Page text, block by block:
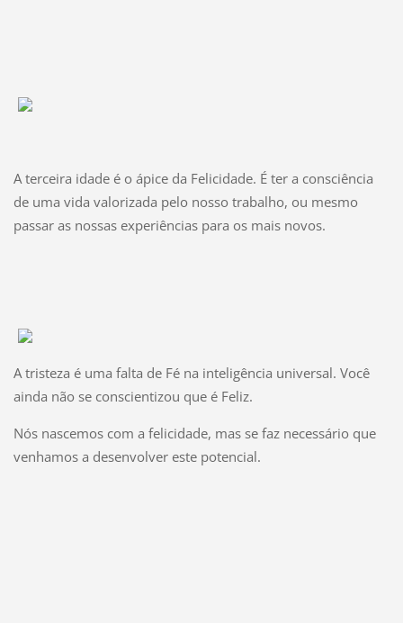
A terceira idade é o ápice da Felicidade. É ter a consciência
de uma vida valorizada pelo nosso trabalho, ou mesmo
passar as nossas experiências para os mais novos.
A tristeza é uma falta de Fé na inteligência universal. Você
ainda não se conscientizou que é Feliz.
Nós nascemos com a felicidade, mas se faz necessário que
venhamos a desenvolver este potencial.